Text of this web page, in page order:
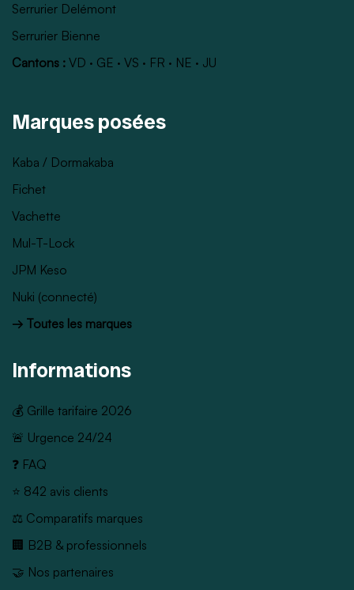
Serrurier Delémont
Serrurier Bienne
Cantons : VD · GE · VS · FR · NE · JU
Marques posées
Kaba / Dormakaba
Fichet
Vachette
Mul-T-Lock
JPM Keso
Nuki (connecté)
→ Toutes les marques
Informations
💰 Grille tarifaire 2026
🚨 Urgence 24/24
❓ FAQ
⭐ 842 avis clients
⚖️ Comparatifs marques
🏢 B2B & professionnels
🤝 Nos partenaires